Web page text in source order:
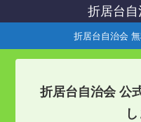
折居台自
折居台自治会
折居台自治会 公